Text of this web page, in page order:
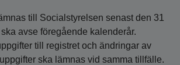
till Socialstyrelsen senast den 31
avse föregående kalenderår.
till registret och ändringar av
ska lämnas vid samma tillfälle.